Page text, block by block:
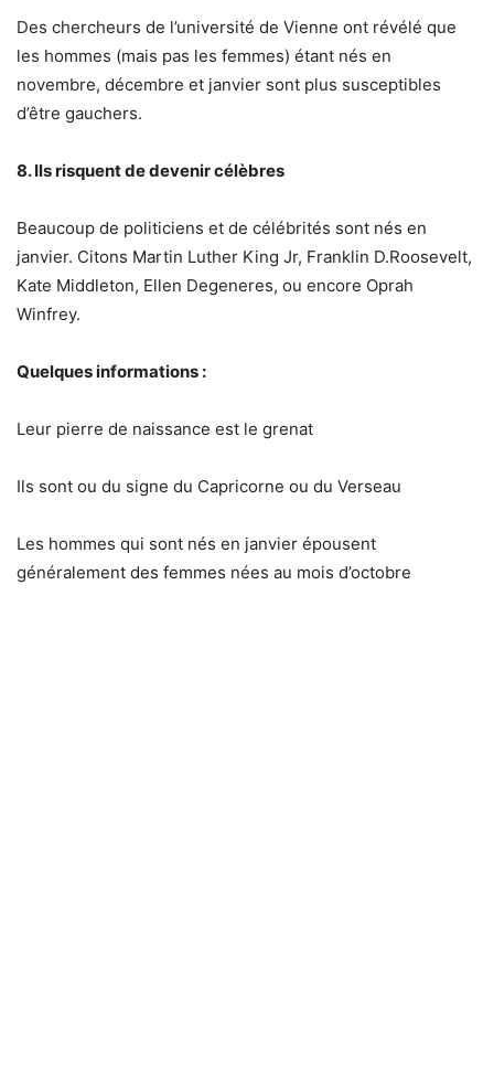
Des chercheurs de l’université de Vienne ont révélé que
les hommes (mais pas les femmes) étant nés en
novembre, décembre et janvier sont plus susceptibles
d’être gauchers.
8. Ils risquent de devenir célèbres
Beaucoup de politiciens et de célébrités sont nés en
janvier. Citons Martin Luther King Jr, Franklin D.Roosevelt,
Kate Middleton, Ellen Degeneres, ou encore Oprah
Winfrey.
Quelques informations :
Leur pierre de naissance est le grenat
Ils sont ou du signe du Capricorne ou du Verseau
Les hommes qui sont nés en janvier épousent
généralement des femmes nées au mois d’octobre